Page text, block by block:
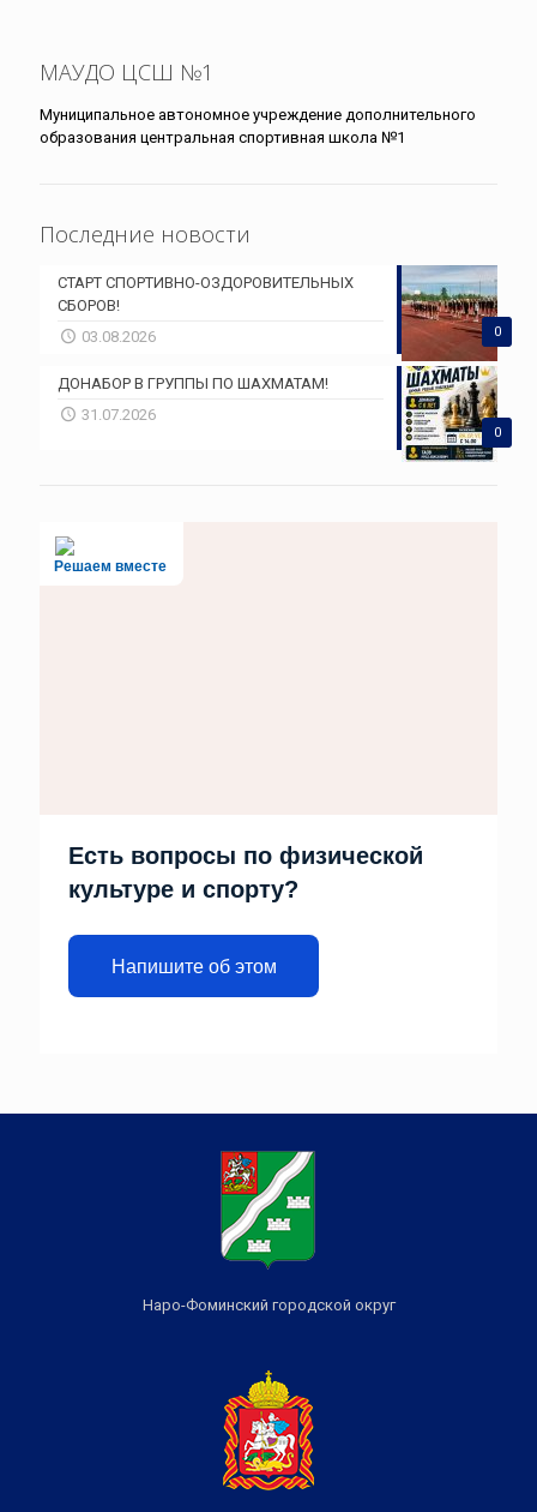
МАУДО ЦСШ №1
Муниципальное автономное учреждение дополнительного
образования центральная спортивная школа №1
Последние новости
0
СТАРТ СПОРТИВНО-ОЗДОРОВИТЕЛЬНЫХ
СБОРОВ!
03.08.2026
0
ДОНАБОР В ГРУППЫ ПО ШАХМАТАМ!
31.07.2026
Решаем вместе
Есть вопросы по физической
культуре и спорту?
Напишите об этом
Наро-Фоминский городской округ